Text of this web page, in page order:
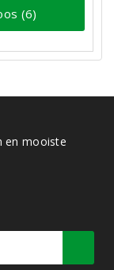
(6)
en mooiste